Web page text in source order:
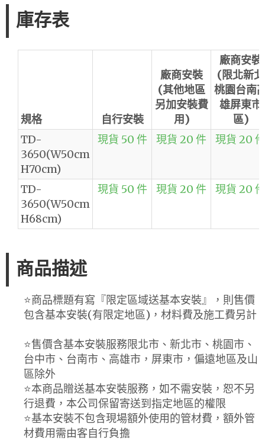
庫存表
規格 自行安裝
廠商安裝
(其他地區
另加安裝費
用)
廠商安裝
(限北新北
桃園台南
雄屏東市
區)
TD-
3650(W50cm
H70cm)
現貨 50 件 現貨 20 件 現貨 20 件
TD-
3650(W50cm
H68cm)
現貨 50 件 現貨 20 件 現貨 20 件
商品描述
⭐️商品標題有寫『限定區域送基本安裝』，則售價
包含基本安裝(有限定地區)，材料費及施工費另計
⭐️售價含基本安裝服務限北市、新北市、桃園市、
台中市、台南市、高雄市，屏東市，偏遠地區及山
區除外
⭐️本商品贈送基本安裝服務，如不需安裝，恕不另
行退費，本公司保留寄送到指定地區的權限
⭐️基本安裝不包含現場額外使用的管材費，額外管
材費用需由客自行負擔